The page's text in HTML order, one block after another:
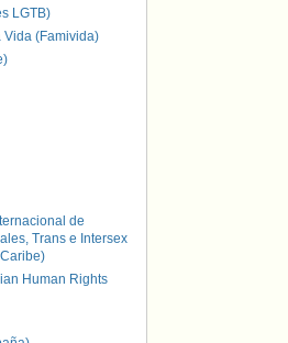
LGTB)
Vida (Famivida)
de
Trans e Intersex
Human Rights